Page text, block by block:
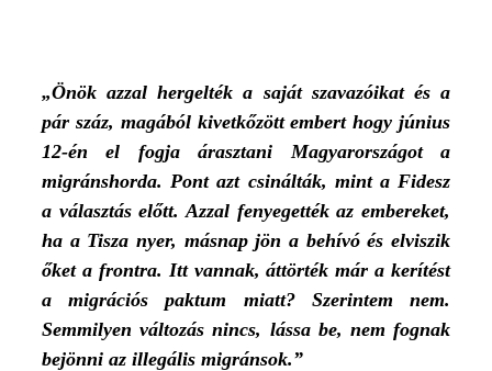
„Önök azzal hergelték a saját szavazóikat és a
pár száz, magából kivetkőzött embert hogy június
12-én el fogja árasztani Magyarországot a
migránshorda. Pont azt csinálták, mint a Fidesz
a választás előtt. Azzal fenyegették az embereket,
ha a Tisza nyer, másnap jön a behívó és elviszik
őket a frontra. Itt vannak, áttörték már a kerítést
a migrációs paktum miatt? Szerintem nem.
Semmilyen változás nincs, lássa be, nem fognak
bejönni az illegális migránsok.”